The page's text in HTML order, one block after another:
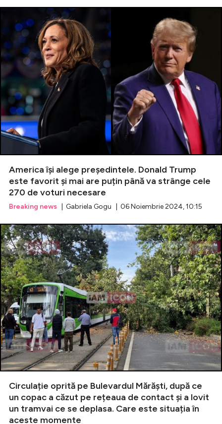
America își alege președintele. Donald Trump
este favorit și mai are puțin până va strânge cele
270 de voturi necesare
Breaking news | Gabriela Gogu | 06 Noiembrie 2024, 10:15
Circulație oprită pe Bulevardul Mărăști, după ce
un copac a căzut pe rețeaua de contact și a lovit
un tramvai ce se deplasa. Care este situația în
aceste momente